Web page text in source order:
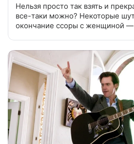
Нельзя просто так взять и
все-таки можно? Некоторые
окончание ссоры с женщиной —